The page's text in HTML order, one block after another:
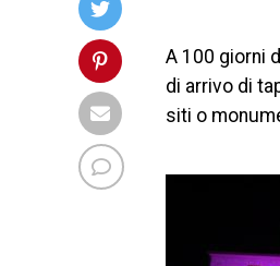
A 100 giorni
di arrivo di
siti o